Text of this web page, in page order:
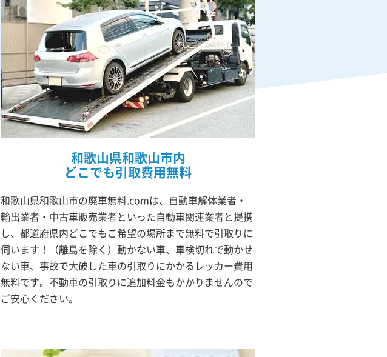
和歌山県和歌山市内
どこでも引取費用無料
和歌山県和歌山市の廃車無料.comは、自動車解体業者・
輸出業者・中古車販売業者といった自動車関連業者と提携
し、都道府県内どこでもご希望の場所まで無料で引取りに
伺います！（離島を除く）動かない車、車検切れで動かせ
ない車、事故で大破した車の引取りにかかるレッカー費用
無料です。不動車の引取りに追加料金もかかりませんので
ご安心ください。